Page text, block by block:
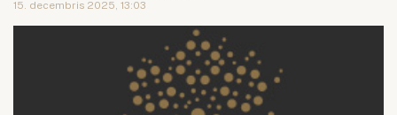
15. decembris 2025, 13:03